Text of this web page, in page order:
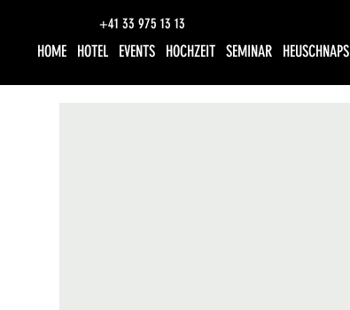
HOME HOTEL EVENTS HOCHZEIT SEMINAR HEUSCHNAPS
+41 33 975 13 13